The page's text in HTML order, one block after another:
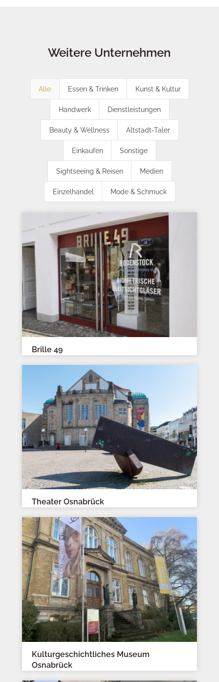
Weitere Unternehmen
Alle Essen & Trinken Kunst & Kultur
Handwerk Dienstleistungen
Beauty & Wellness Altstadt-Taler
Einkaufen Sonstige
Sightseeing & Reisen Medien
Einzelhandel Mode & Schmuck
Brille 49
Theater Osnabrück
Kulturgeschichtliches Museum
Osnabrück